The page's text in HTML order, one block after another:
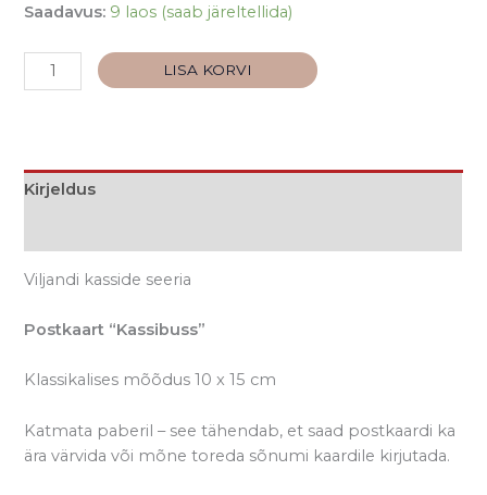
Saadavus: 9 laos (saab järeltellida)
LISA KORVI
Kirjeldus
Viljandi kasside seeria
Postkaart “Kassibuss”
Klassikalises mõõdus 10 x 15 cm
Katmata paberil – see tähendab, et saad postkaardi ka
ära värvida või mõne toreda sõnumi kaardile kirjutada.